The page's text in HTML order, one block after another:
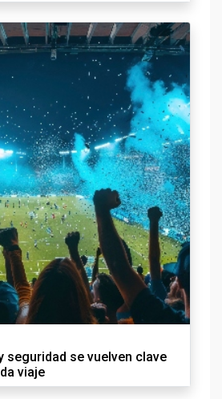
seguridad se vuelven clave
viaje